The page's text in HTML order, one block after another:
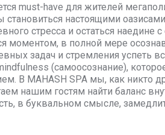
must-have для жителей
настоящими
стресса и остаться
моментом, в полной мере
задач и стремления успеть
(самоосознание),
В MAHASH SPA мы, как никто
нашим гостям найти баланс
в буквальном смысле,